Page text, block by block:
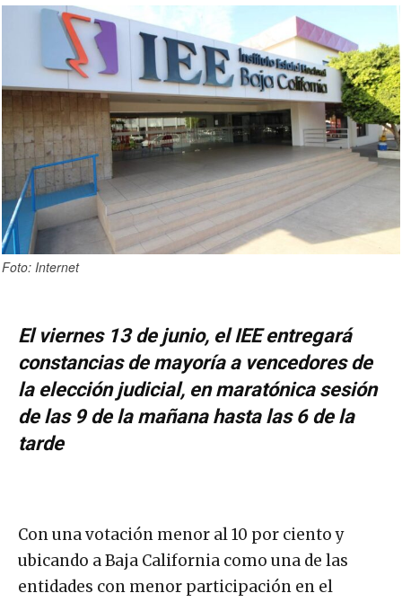
Foto: Internet
El viernes 13 de junio, el IEE entregará
constancias de mayoría a vencedores de
la elección judicial, en maratónica sesión
de las 9 de la mañana hasta las 6 de la
tarde
Con una votación menor al 10 por ciento y
ubicando a Baja California como una de las
entidades con menor participación en el